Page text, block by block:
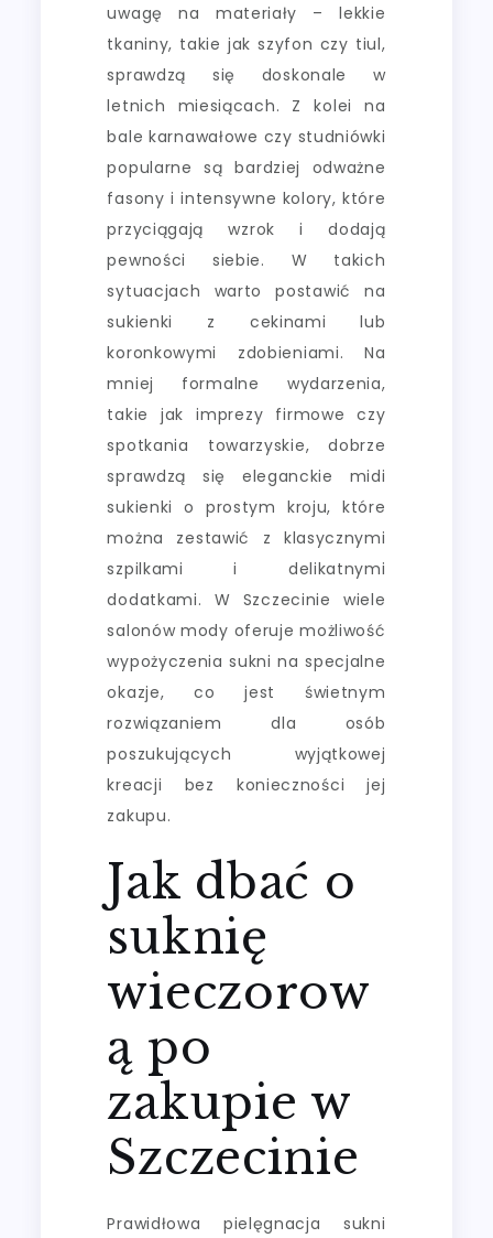
uwagę na materiały – lekkie
tkaniny, takie jak szyfon czy tiul,
sprawdzą się doskonale w
letnich miesiącach. Z kolei na
bale karnawałowe czy studniówki
popularne są bardziej odważne
fasony i intensywne kolory, które
przyciągają wzrok i dodają
pewności siebie. W takich
sytuacjach warto postawić na
sukienki z cekinami lub
koronkowymi zdobieniami. Na
mniej formalne wydarzenia,
takie jak imprezy firmowe czy
spotkania towarzyskie, dobrze
sprawdzą się eleganckie midi
sukienki o prostym kroju, które
można zestawić z klasycznymi
szpilkami i delikatnymi
dodatkami. W Szczecinie wiele
salonów mody oferuje możliwość
wypożyczenia sukni na specjalne
okazje, co jest świetnym
rozwiązaniem dla osób
poszukujących wyjątkowej
kreacji bez konieczności jej
zakupu.
Jak dbać o
suknię
wieczorow
ą po
zakupie w
Szczecinie
Prawidłowa pielęgnacja sukni